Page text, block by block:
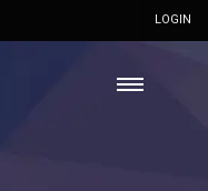
LOGIN